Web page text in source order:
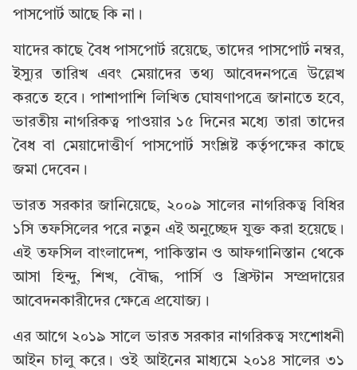
পাসপোর্ট আছে কি না।
যাদের কাছে বৈধ পাসপোর্ট রয়েছে, তাদের পাসপোর্ট নম্বর,
ইস্যুর তারিখ এবং মেয়াদের তথ্য আবেদনপত্রে উল্লেখ
করতে হবে। পাশাপাশি লিখিত ঘোষণাপত্রে জানাতে হবে,
ভারতীয় নাগরিকত্ব পাওয়ার ১৫ দিনের মধ্যে তারা তাদের
বৈধ বা মেয়াদোত্তীর্ণ পাসপোর্ট সংশ্লিষ্ট কর্তৃপক্ষের কাছে
জমা দেবেন।
ভারত সরকার জানিয়েছে, ২০০৯ সালের নাগরিকত্ব বিধির
১সি তফসিলের পরে নতুন এই অনুচ্ছেদ যুক্ত করা হয়েছে।
এই তফসিল বাংলাদেশ, পাকিস্তান ও আফগানিস্তান থেকে
আসা হিন্দু, শিখ, বৌদ্ধ, পার্সি ও খ্রিস্টান সম্প্রদায়ের
আবেদনকারীদের ক্ষেত্রে প্রযোজ্য।
এর আগে ২০১৯ সালে ভারত সরকার নাগরিকত্ব সংশোধনী
আইন চালু করে। ওই আইনের মাধ্যমে ২০১৪ সালের ৩১